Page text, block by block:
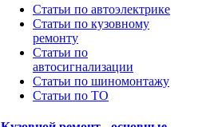
Статьи по автоэлектрике
Статьи по кузовному
ремонту
Статьи по
автосигнализации
Статьи по шиномонтажу
Статьи по ТО